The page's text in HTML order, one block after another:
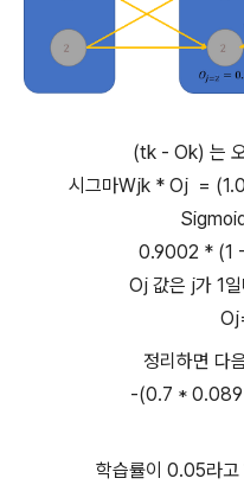
(tk - Ok) 는
시그마Wjk * Oj =
0.9002 * (1
Oj 값은 j가 1
정리하면 다
-(0.7 *
학습률이 0.05라